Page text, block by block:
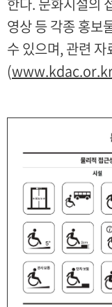
영상 등 각종 홍보
수 있으며, 관련
(